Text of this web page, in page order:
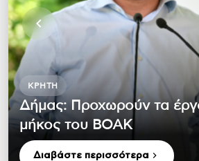
ΚΡΉΤΗ
Δήμας: Προχωρούν τα
μήκος του ΒΟΑΚ
Διαβάστε περισσότερα